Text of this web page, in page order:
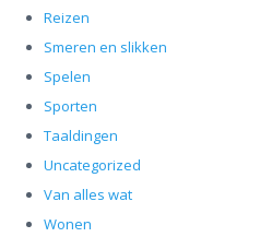
Reizen
Smeren en slikken
Spelen
Sporten
Taaldingen
Uncategorized
Van alles wat
Wonen